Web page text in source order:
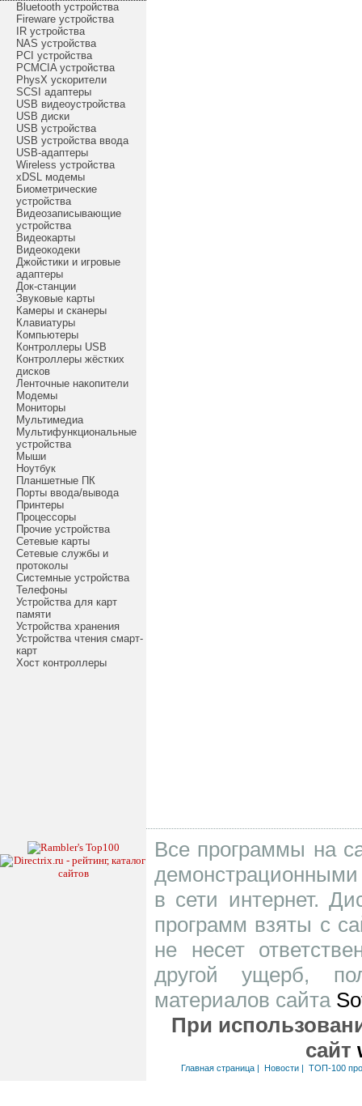
Bluetooth устройства
Fireware устройства
IR устройства
NAS устройства
PCI устройства
PCMCIA устройства
PhysX ускорители
SCSI адаптеры
USB видеоустройства
USB диски
USB устройства
USB устройства ввода
USB-адаптеры
Wireless устройства
xDSL модемы
Биометрические
устройства
Видеозаписывающие
устройства
Видеокарты
Видеокодеки
Джойстики и игровые
адаптеры
Док-станции
Звуковые карты
Камеры и сканеры
Клавиатуры
Компьютеры
Контроллеры USB
Контроллеры жёстких
дисков
Ленточные накопители
Модемы
Мониторы
Мультимедиа
Мультифункциональные
устройства
Мыши
Ноутбук
Планшетные ПК
Порты ввода/вывода
Принтеры
Процессоры
Прочие устройства
Сетевые карты
Сетевые службы и
протоколы
Системные устройства
Телефоны
Устройства для карт
памяти
Устройства хранения
Устройства чтения смарт-
карт
Хост контроллеры
Все программы на
в сети интернет.
программ взяты с
не несет
другой ущерб,
материалов сайта
При
сайт
Главная страница| Новости| ТОП-100